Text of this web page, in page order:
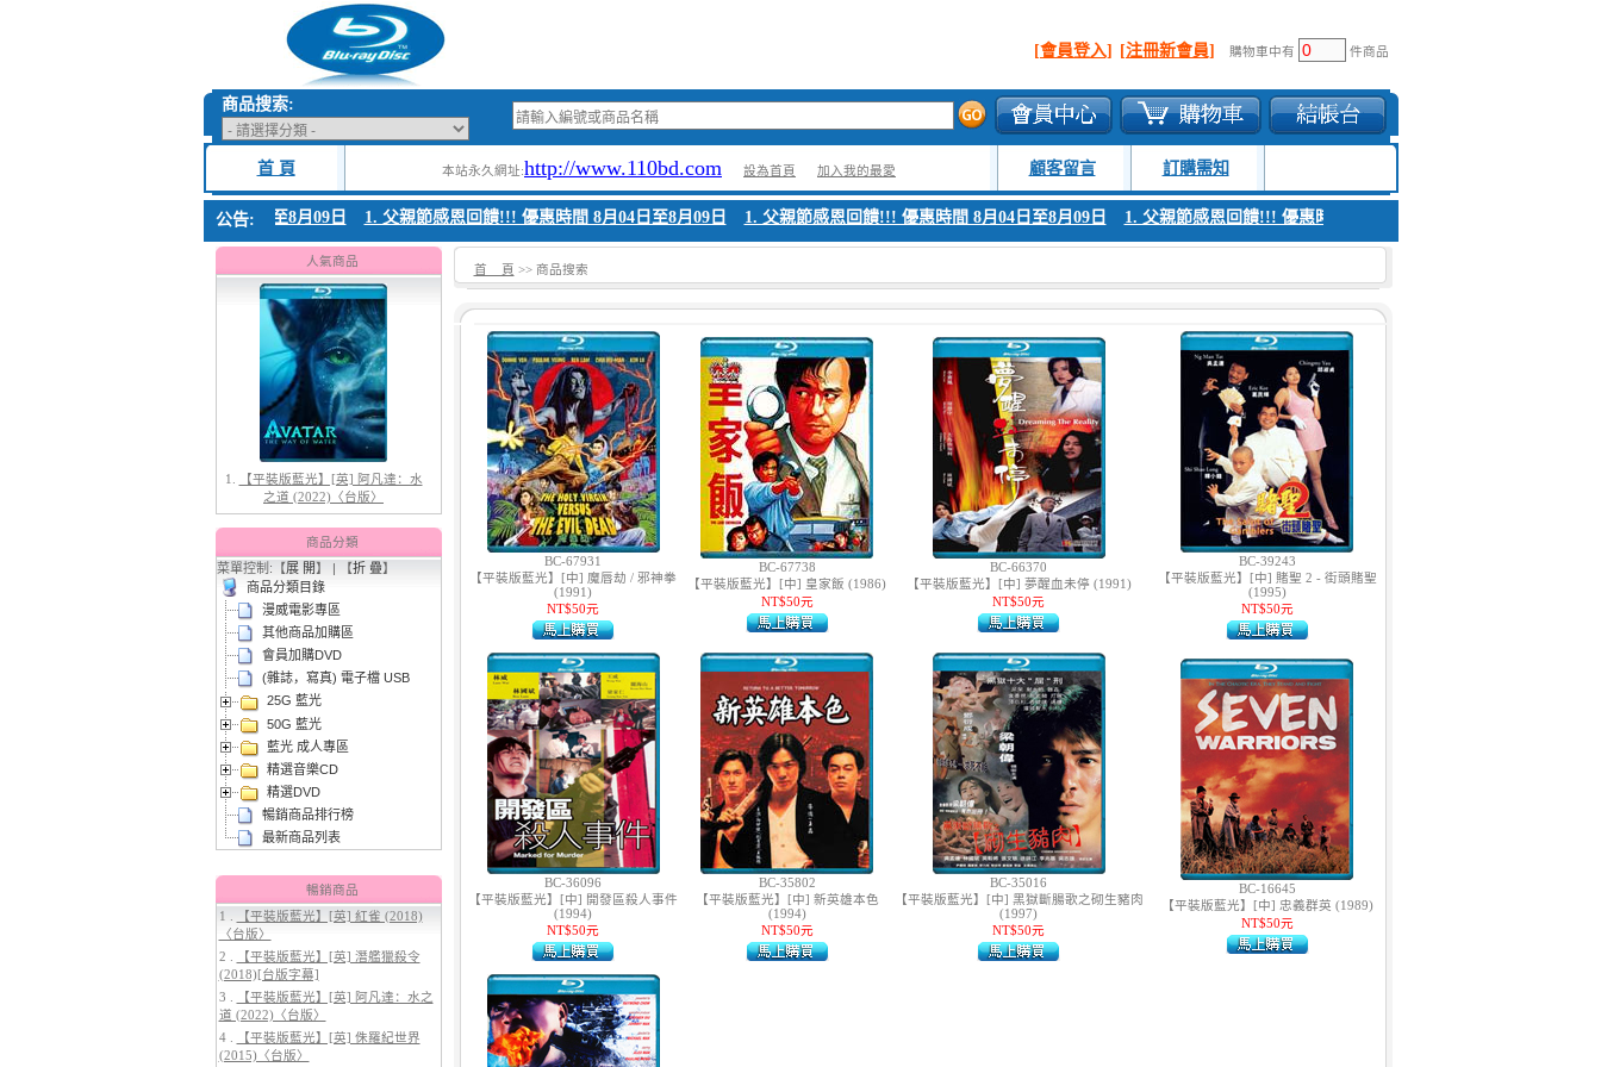
[會員登入] [注冊新會員] 購物車中有 件商品
商品搜索:
首 頁 本站永久網址:http://www.110bd.com 設為首頁 加入我的最愛 顧客留言 訂購需知
公告:
親節感恩回饋!!! 優惠時間 8月04日至8月09日 1. 父親節感恩回饋!!! 優惠時間 8月04日至8月09日 1. 父親節感恩回饋!!! 優惠時間 8月04日至8月09日 1. 父親節感恩回饋!!! 優惠時間 8月04日至8月09日
人氣商品
1.
【平裝版藍光】[英] 阿凡達：水
之道 (2022)〈台版〉
2.
【平裝版藍光】[英] 阿凡達3：火
與燼 (2025)(Atmos 版)〈台版〉
3.
【平裝版藍光】[英] 穿著PRADA
的惡魔 2 (2026)[台版字幕]
商品分類
菜單控制:【展 開】 | 【折 疊】
商品分類目錄
漫威電影專區
其他商品加購區
會員加購DVD
(雜誌，寫真) 電子檔 USB
25G 藍光
50G 藍光
藍光 成人專區
精選音樂CD
精選DVD
暢銷商品排行榜
最新商品列表
暢銷商品
1 .
【平裝版藍光】[英] 紅雀 (2018)
〈台版〉
2 .
【平裝版藍光】[英] 潛艦獵殺令
(2018)[台版字幕]
3 .
【平裝版藍光】[英] 阿凡達：水之
道 (2022)〈台版〉
4 .
【平裝版藍光】[英] 侏羅紀世界
(2015)〈台版〉
首 頁 >> 商品搜索
BC-67931
【平裝版藍光】[中] 魔唇劫 / 邪神拳
(1991)
NT$50元
BC-67738
【平裝版藍光】[中] 皇家飯 (1986)
NT$50元
BC-66370
【平裝版藍光】[中] 夢醒血未停 (1991)
NT$50元
BC-39243
【平裝版藍光】[中] 賭聖 2 - 街頭賭聖
(1995)
NT$50元
BC-36096
【平裝版藍光】[中] 開發區殺人事件
(1994)
NT$50元
BC-35802
【平裝版藍光】[中] 新英雄本色
(1994)
NT$50元
BC-35016
【平裝版藍光】[中] 黑獄斷腸歌之砌生豬肉
(1997)
NT$50元
BC-16645
【平裝版藍光】[中] 忠義群英 (1989)
NT$50元